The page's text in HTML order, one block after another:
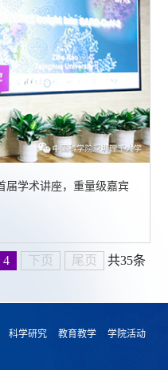
届学术讲座，重量级嘉宾
4 下页 尾页 共35条
科学研究 教育教学 学院活动